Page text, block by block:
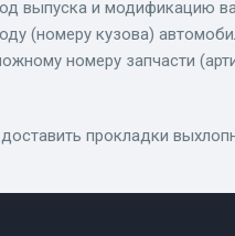
выпуска и модификацию
(номеру кузова)
номеру запчасти
прокладки